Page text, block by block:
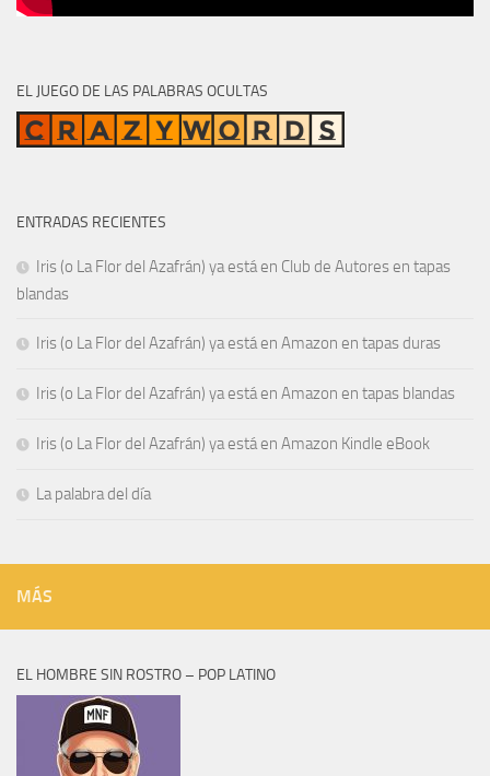
EL JUEGO DE LAS PALABRAS OCULTAS
ENTRADAS RECIENTES
Iris (o La Flor del Azafrán) ya está en Club de Autores en tapas
blandas
Iris (o La Flor del Azafrán) ya está en Amazon en tapas duras
Iris (o La Flor del Azafrán) ya está en Amazon en tapas blandas
Iris (o La Flor del Azafrán) ya está en Amazon Kindle eBook
La palabra del día
MÁS
EL HOMBRE SIN ROSTRO – POP LATINO